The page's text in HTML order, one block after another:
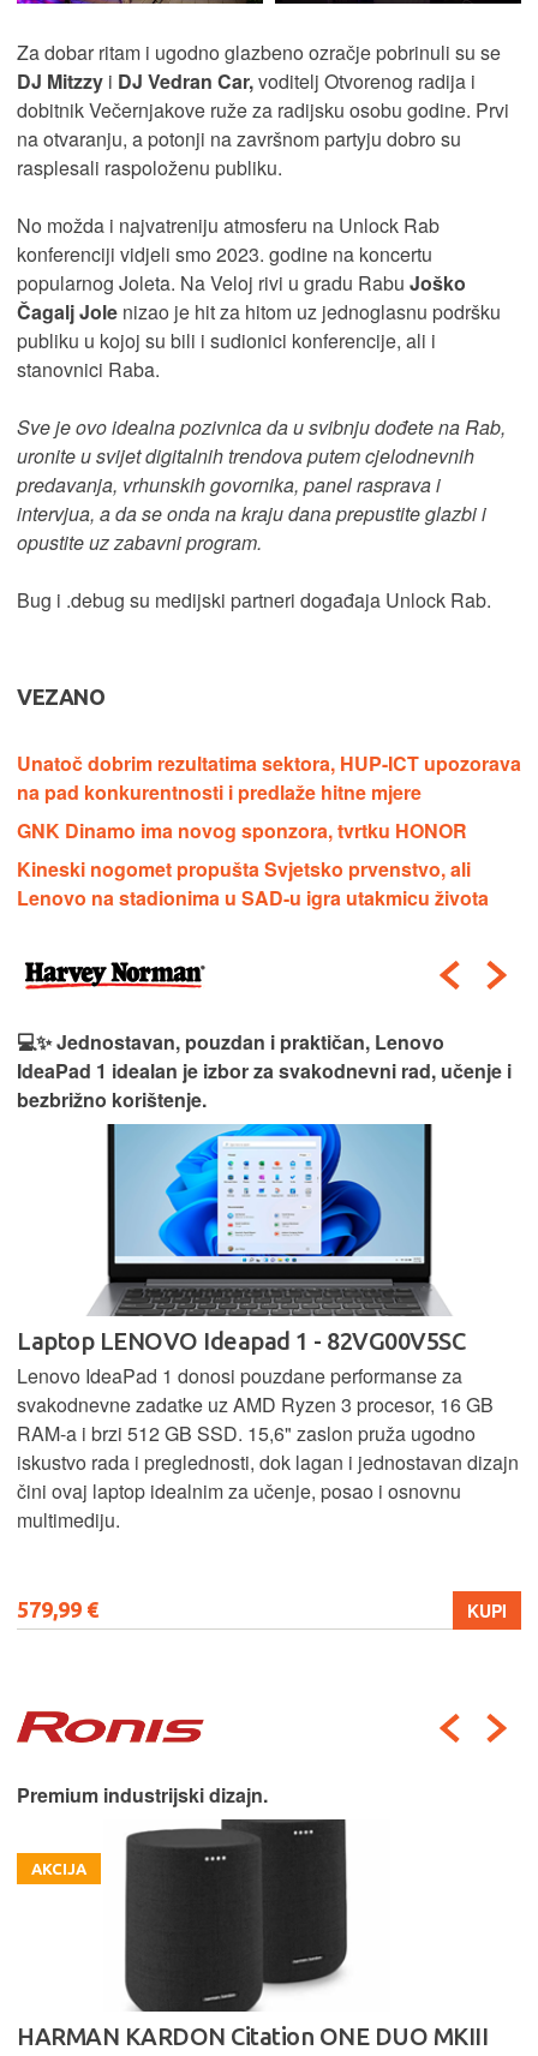
Za dobar ritam i ugodno glazbeno ozračje pobrinuli su se
DJ Mitzzy i DJ Vedran Car,voditelj Otvorenog radija i
dobitnik Večernjakove ruže za radijsku osobu godine. Prvi
na otvaranju, a potonji na završnom partyju dobro su
rasplesali raspoloženu publiku.
No možda i najvatreniju atmosferu na Unlock Rab
konferenciji vidjeli smo 2023. godine na koncertu
popularnog Joleta. Na Veloj rivi u gradu Rabu Joško
Čagalj Jole nizao je hit za hitom uz jednoglasnu podršku
publiku u kojoj su bili i sudionici konferencije, ali i
stanovnici Raba.
Sve je ovo idealna pozivnica da u svibnju dođete na Rab,
uronite u svijet digitalnih trendova putem cjelodnevnih
predavanja, vrhunskih govornika, panel rasprava i
intervjua, a da se onda na kraju dana prepustite glazbi i
opustite uz zabavni program.
Bug i .debug su medijski partneri događaja Unlock Rab.
VEZANO
Unatoč dobrim rezultatima sektora, HUP-ICT upozorava
na pad konkurentnosti i predlaže hitne mjere
GNK Dinamo ima novog sponzora, tvrtku HONOR
Kineski nogomet propušta Svjetsko prvenstvo, ali
Lenovo na stadionima u SAD-u igra utakmicu života
💻✨ Jednostavan, pouzdan i praktičan, Lenovo
IdeaPad 1 idealan je izbor za svakodnevni rad, učenje i
bezbrižno korištenje.
Laptop LENOVO Ideapad 1 - 82VG00V5SC
Lenovo IdeaPad 1 donosi pouzdane performanse za
svakodnevne zadatke uz AMD Ryzen 3 procesor, 16 GB
RAM-a i brzi 512 GB SSD. 15,6" zaslon pruža ugodno
iskustvo rada i preglednosti, dok lagan i jednostavan dizajn
čini ovaj laptop idealnim za učenje, posao i osnovnu
multimediju.
579,99 € KUPI
Premium industrijski dizajn.
AKCIJA
HARMAN KARDON Citation ONE DUO MKIII